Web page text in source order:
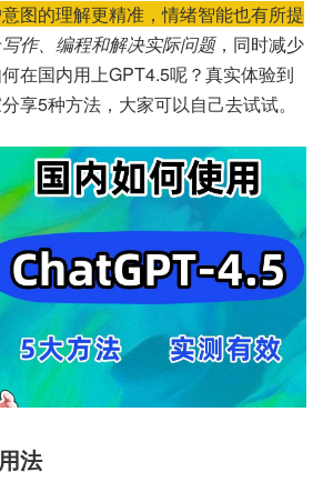
图的理解更精准，情绪智能也有所提
写作、编程和解决实际问题，同时减少
在国内用上GPT4.5呢？真实体验到
享5种方法，大家可以自己去试试。
法